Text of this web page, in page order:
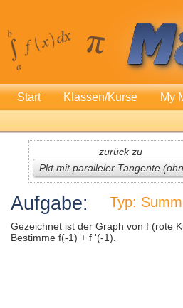
Start Klassen/Kurse My
zurück zu
Pkt mit paralleler Tangente
Aufgabe: Typ:
Gezeichnet ist der Graph von f (rote
Bestimme f(-1) + f '(-1).